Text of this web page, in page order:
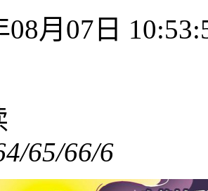
08月07日
4/65/66/6